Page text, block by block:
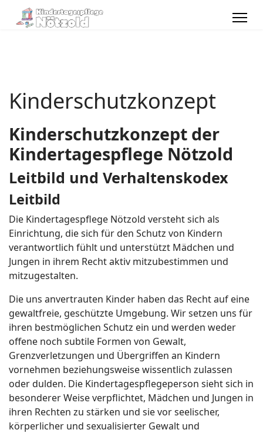
Kinderschutzkonzept
Kinderschutzkonzept der
Kindertagespflege Nötzold
Leitbild und Verhaltenskodex
Leitbild
Die Kindertagespflege Nötzold versteht sich als
Einrichtung, die sich für den Schutz von Kindern
verantwortlich fühlt und unterstützt Mädchen und
Jungen in ihrem Recht aktiv mitzubestimmen und
mitzugestalten.
Die uns anvertrauten Kinder haben das Recht auf eine
gewaltfreie, geschützte Umgebung. Wir setzen uns für
ihren bestmöglichen Schutz ein und werden weder
offene noch subtile Formen von Gewalt,
Grenzverletzungen und Übergriffen an Kindern
vornehmen beziehungsweise wissentlich zulassen
oder dulden. Die Kindertagespflegeperson sieht sich in
besonderer Weise verpflichtet, Mädchen und Jungen in
ihren Rechten zu stärken und sie vor seelischer,
körperlicher und sexualisierter Gewalt und